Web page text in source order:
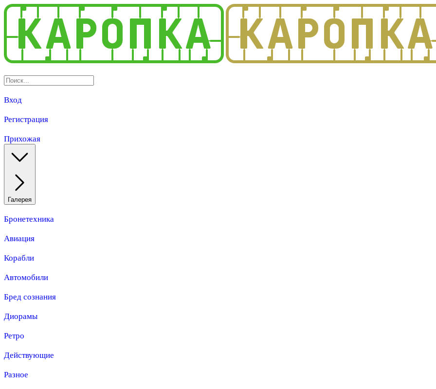
Вход
Регистрация
Прихожая
Галерея
Бронетехника
Авиация
Корабли
Автомобили
Бред сознания
Диорамы
Ретро
Действующие
Разное